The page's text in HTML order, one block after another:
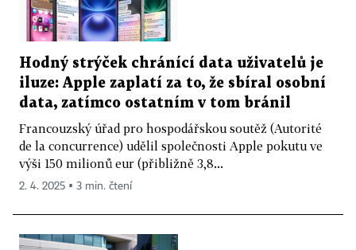
Hodný strýček chránící data uživatelů je
iluze: Apple zaplatí za to, že sbíral osobní
data, zatímco ostatním v tom bránil
Francouzský úřad pro hospodářskou soutěž (Autorité
de la concurrence) udělil společnosti Apple pokutu ve
výši 150 milionů eur (přibližně 3,8...
2. 4. 2025 ▪ 3 min. čtení